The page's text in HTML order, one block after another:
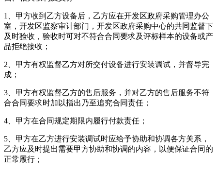
1、甲方收到乙方设备后，乙方应在开发区政府采购管理办公
室，开发区监察审计部门，开发区政府采购中心的共同监督下
及时验收，验收时可对不符合合同要求及评标样本的设备或产
品拒绝接收；
2、甲方有权监督乙方对所交付设备进行安装调试，并督导完
成；
3、甲方有权监督乙方的售后服务，并对乙方的售后服务不符
合合同要求时加以指出乃至追究合同责任；
4、甲方在合同规定期限内履行付款责任；
5、甲方在乙方进行安装调试时应给予协助和协调各方关系，
乙方应及时提出需要甲方协助和协调的内容，以便保证合同的
正常履行；